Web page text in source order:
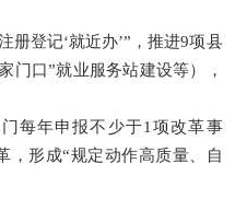
册登记‘就近办’”，推进9项县
门口”就业服务站建设等），
每年申报不少于1项改革事
，形成“规定动作高质量、自